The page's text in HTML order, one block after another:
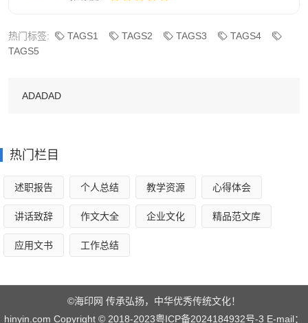
星期五下午，老师布置了一项特别的作业，这个作
妈妈说：“家里每月拿出三千元作为生活费，平均每
要用的钱。”今天你当家，我们都要听你的。钱你可要节省着
妈妈老限制我不能吃这个，不能买那个的，今天轮到我当
家，我要好好的过把瘾才行！
早上我起床之后，我对爸爸妈妈得意地说：“今天我
样，早饭就这样解决了。吃过之后我一算，三碗面用掉了三
十元。还剩七十元呢？
热门标签: TAGS1 TAGS2 TAGS3
TAGS4
TAGS5
ADADAD
热门栏目
述职报告 个人总结 教学资源 心得体会
讲话致辞 作文大全 企业文化 精品范文库
应用文书 工作总结
©海印网 传承弘扬，中华优秀传统文化！
hinyin.com Copyright © 2018-2023粤ICP备2024184932号-3 E-mail：